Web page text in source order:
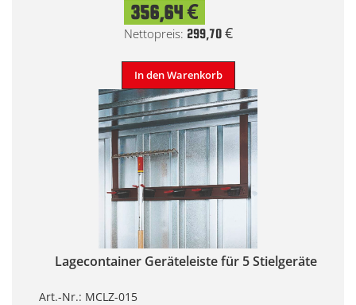
356,64 €
299,70 €
In den Warenkorb
Lagecontainer Geräteleiste für 5 Stielgeräte
Art.-Nr.: MCLZ-015